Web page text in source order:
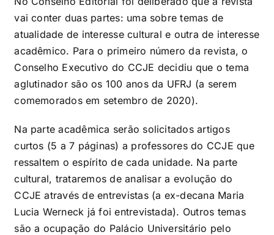
vai conter duas partes: uma sobre temas de
atualidade de interesse cultural e outra de interesse
acadêmico. Para o primeiro número da revista, o
Conselho Executivo do CCJE decidiu que o tema
aglutinador são os 100 anos da UFRJ (a serem
comemorados em setembro de 2020).
Na parte acadêmica serão solicitados artigos
curtos (5 a 7 páginas) a professores do CCJE que
ressaltem o espírito de cada unidade. Na parte
cultural, trataremos de analisar a evolução do
CCJE através de entrevistas (a ex-decana Maria
Lucia Werneck já foi entrevistada). Outros temas
são a ocupação do Palácio Universitário pelo